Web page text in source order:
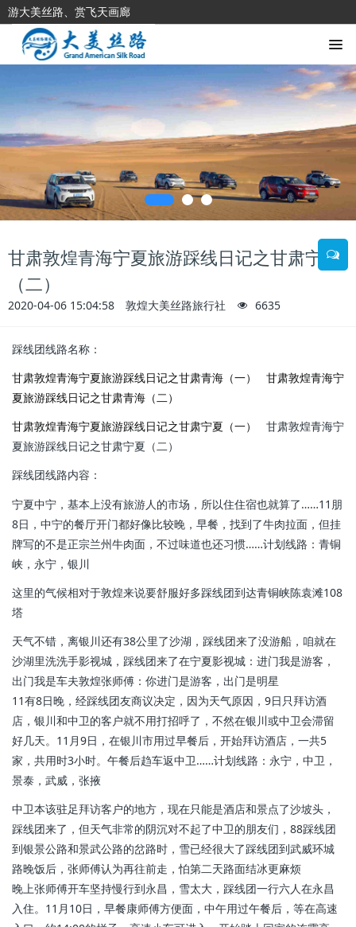
游大美丝路、赏飞天画廊
甘肃敦煌青海宁夏旅游踩线日记之甘肃宁夏
（二）
2020-04-06 15:04:58 敦煌大美丝路旅行社 6635
踩线团线路名称：
甘肃敦煌青海宁夏旅游踩线日记之甘肃青海（一）
甘肃敦煌青海宁
夏旅游踩线日记之甘肃青海（二）
甘肃敦煌青海宁夏旅游踩线日记之甘肃宁夏（一）
甘肃敦煌青海宁
夏旅游踩线日记之甘肃宁夏（二）
踩线团线路内容：
宁夏中宁，基本上没有旅游人的市场，所以住住宿也就算了……11朋
8日，中宁的餐厅开门都好像比较晚，早餐，找到了牛肉拉面，但挂
牌写的不是正宗兰州牛肉面，不过味道也还习惯……计划线路： 青铜
峡，永宁，银川
这里的气候相对于敦煌来说要舒服好多踩线团到达青铜峡陈袁滩108
塔
天气不错，离银川还有38公里了沙湖，踩线团来了没游船，咱就在
沙湖里洗洗手影视城，踩线团来了在宁夏影视城：进门我是游客，
出门我是车夫敦煌张师傅：你进门是游客，出门是明星
11有8日晚，经踩线团友商议决定，因为天气原因，9日只拜访酒
店，银川和中卫的客户就不用打招呼了，不然在银川或中卫会滞留
好几天。11月9日，在银川市用过早餐后，开始拜访酒店，一共5
家，共用时3小时。午餐后趋车返中卫……计划线路：永宁，中卫，
景泰，武威，张掖
中卫本该驻足拜访客户的地方，现在只能是酒店和景点了沙坡头，
踩线团来了，但天气非常的阴沉对不起了中卫的朋友们，88踩线团
到银景公路和景武公路的岔路时，雪已经很大了踩线团到武威环城
路晚饭后，张师傅认为再往前走，怕第二天路面结冰更麻烦
晚上张师傅开车坚持慢行到永昌，雪太大，踩线团一行六人在永昌
入住。11月10日，早餐康师傅方便面，中午用过午餐后，等在高速